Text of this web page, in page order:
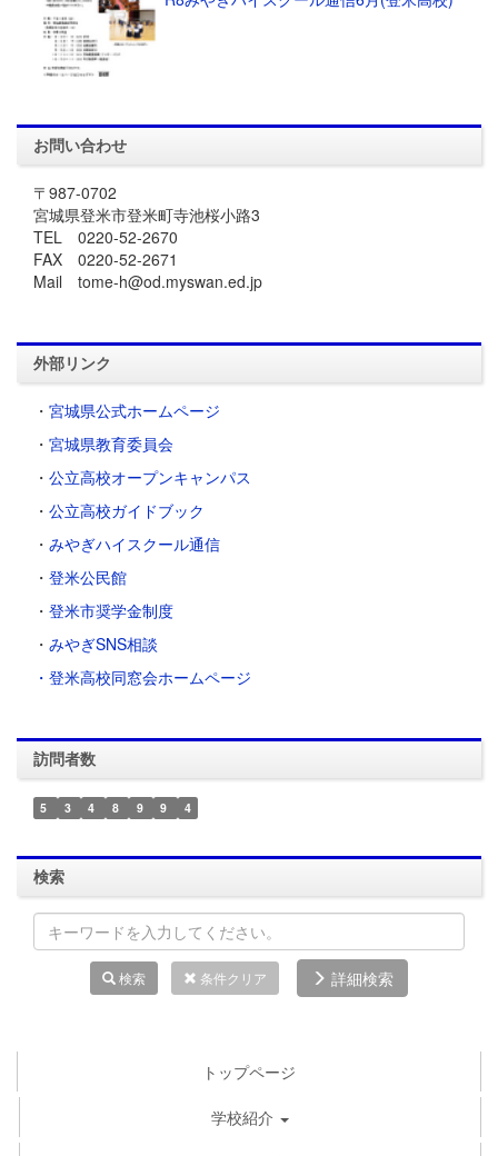
お問い合わせ
〒987-0702
宮城県登米市登米町寺池桜小路3
TEL 0220-52-2670
FAX 0220-52-2671
Mail tome-h@od.myswan.ed.jp
外部リンク
・ 宮城県公式ホームページ
・ 宮城県教育委員会
・ 公立高校オープンキャンパス
・ 公立高校ガイドブック
・ みやぎハイスクール通信
・ 登米公民館
・ 登米市奨学金制度
・ みやぎSNS相談
・登米高校同窓会ホームページ
訪問者数
5 3 4 8 9 9 4
検索
検索 条件クリア 詳細検索
トップページ
学校紹介